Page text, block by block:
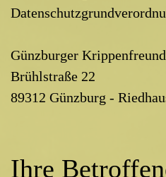
Günzburger
Brühlstraße 22
89312 Günzburg -
Ihre